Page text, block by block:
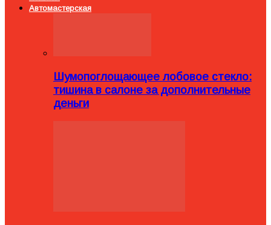
Автомастерская
Шумопоглощающее лобовое стекло:
тишина в салоне за дополнительные
деньги